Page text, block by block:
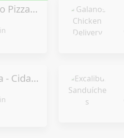
Forno de Ouro Pizzaria
Metrô Pizzaria - Cidade Jardim